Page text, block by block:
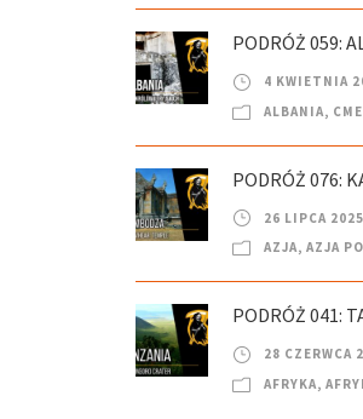
PODRÓŻ 059:
4 KWIETNIA
ALBANIA,
PODRÓŻ 076:
26 LIPCA 2025
AZJA, AZJA
PODRÓŻ 041:
28 CZERWCA
AFRYKA,